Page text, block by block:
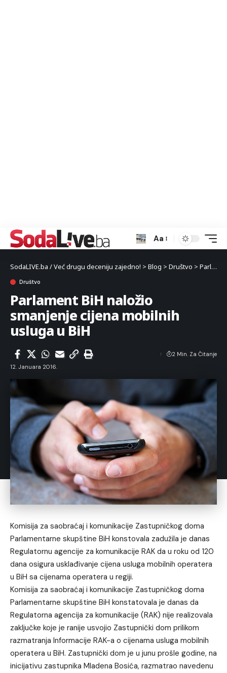
Aa
SodaLIVE.ba / Već drugu deceniju zajedno! > Blog > Društvo > Parlament BiH naložio smanjenje cijena mobilnih usluga u BiH
Društvo
Parlament BiH naložio
smanjenje cijena mobilnih
usluga u BiH
12. Januara 2016.
2 Min. Za Čitanje
Komisija za saobraćaj i komunikacije Zastupničkog doma
Parlamentarne skupštine BiH konstovala zadužila je danas
Regulatornu agencije za komunikacije RAK da u roku od 120
dana osigura usklađivanje cijena usluga mobilnih operatera
u BiH sa cijenama operatera u regiji.
Komisija za saobraćaj i komunikacije Zastupničkog doma
Parlamentarne skupštine BiH konstatovala je danas da
Regulatorna agencija za komunikacije (RAK) nije realizovala
zaključke koje je ranije usvojio Zastupnički dom prilikom
razmatranja Informacije RAK-a o cijenama usluga mobilnih
operatera u BiH. Zastupnički dom je u junu prošle godine, na
inicijativu zastupnika Mladena Bosića, razmatrao navedenu